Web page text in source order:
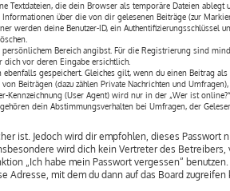
Textdateien, die dein Browser als temporäre Dateien
über die von dir gelesenen Beiträge (zur
werden deine Benutzer-ID, ein Authentifizierungsschlüssel
Bereich angibst. Für die Registrierung sind
vor deren Eingabe ersichtlich.
gespeichert. Gleiches gilt, wenn du einen Beitrag
Beiträgen (dazu zählen Private Nachrichten und
(User Agent) wird nur in der „Wer ist
dein Abstimmungsverhalten bei Umfragen, der
ist. Jedoch wird dir empfohlen, dieses Passwort
wird dich kein Vertreter des
„Ich habe mein Passwort vergessen“
mit dem du dann auf das Board zugreifen